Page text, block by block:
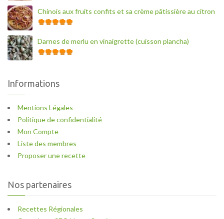
Chinois aux fruits confits et sa crème pâtissière au citron
Darnes de merlu en vinaigrette (cuisson plancha)
Informations
Mentions Légales
Politique de confidentialité
Mon Compte
Liste des membres
Proposer une recette
Nos partenaires
Recettes Régionales